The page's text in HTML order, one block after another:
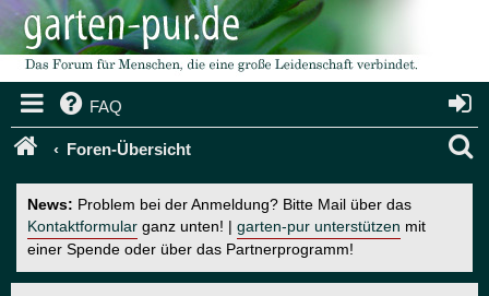
FAQ
Foren-Übersicht
News: Problem bei der Anmeldung? Bitte Mail über das
Kontaktformular ganz unten! | garten-pur unterstützen mit
einer Spende oder über das Partnerprogramm!